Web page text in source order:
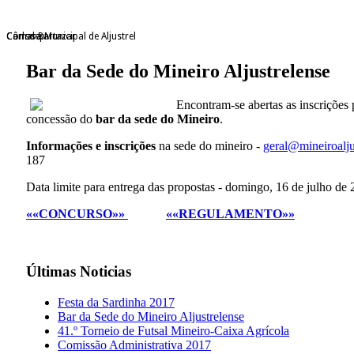
Câmara Municipal de Aljustrel
Consdep
Carlos Bartazar
Bar da Sede do Mineiro Aljustrelense
Encontram-se abertas as
concessão do bar da sede do Mineiro.
Informações e inscrições na sede do mineiro -
187
Data limite para entrega das propostas - domingo, 16 de julho de
««CONCURSO»»
««REGULAMENTO»»
Últimas Noticias
Festa da Sardinha 2017
Bar da Sede do Mineiro Aljustrelense
41.º Torneio de Futsal Mineiro-Caixa Agrícola
Comissão Administrativa 2017